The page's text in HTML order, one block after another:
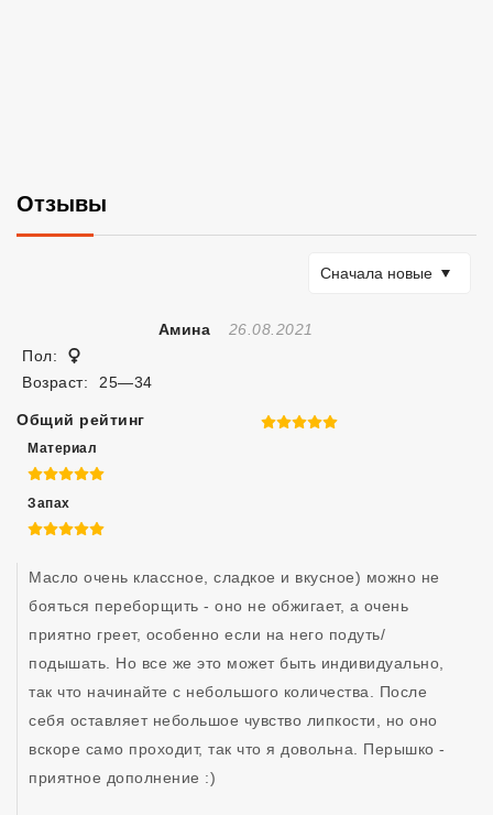
Отзывы
Сортировать по
Сначала новые
Амина Отзыв Создан
26.08.2021
Пол:
Возраст:
25—34
Общий рейтинг 5 из 5
Материал
5 из 5
Запах
5 из 5
Масло очень классное, сладкое и вкусное) можно не
бояться переборщить - оно не обжигает, а очень
приятно греет, особенно если на него подуть/
подышать. Но все же это может быть индивидуально,
так что начинайте с небольшого количества. После
себя оставляет небольшое чувство липкости, но оно
вскоре само проходит, так что я довольна. Перышко -
приятное дополнение :)